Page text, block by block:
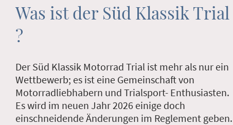
Was ist der Süd Klassik Trial
?
Der Süd Klassik Motorrad Trial ist mehr als nur ein
Wettbewerb; es ist eine Gemeinschaft von
Motorradliebhabern und Trialsport- Enthusiasten.
Es wird im neuen Jahr 2026 einige doch
einschneidende Änderungen im Reglement geben.